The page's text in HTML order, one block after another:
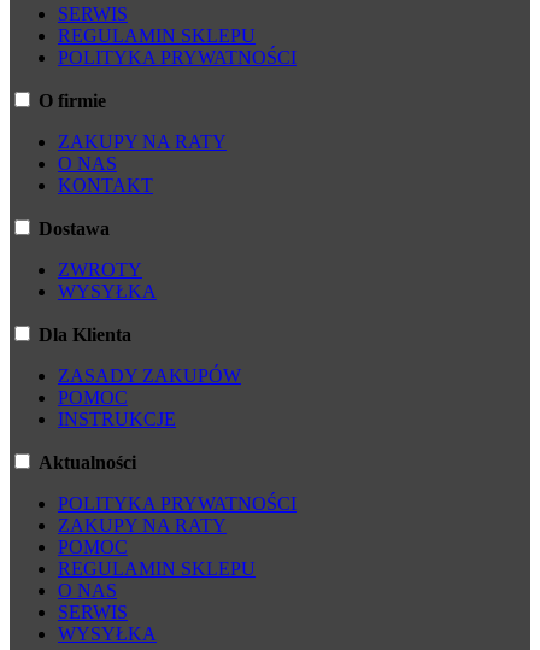
SERWIS
REGULAMIN SKLEPU
POLITYKA PRYWATNOŚCI
O firmie
ZAKUPY NA RATY
O NAS
KONTAKT
Dostawa
ZWROTY
WYSYŁKA
Dla Klienta
ZASADY ZAKUPÓW
POMOC
INSTRUKCJE
Aktualności
POLITYKA PRYWATNOŚCI
ZAKUPY NA RATY
POMOC
REGULAMIN SKLEPU
O NAS
SERWIS
WYSYŁKA